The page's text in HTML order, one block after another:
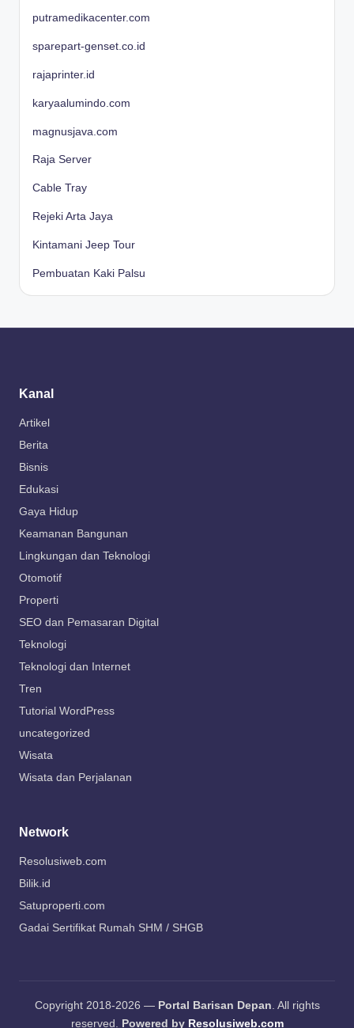
putramedikacenter.com
sparepart-genset.co.id
rajaprinter.id
karyaalumindo.com
magnusjava.com
Raja Server
Cable Tray
Rejeki Arta Jaya
Kintamani Jeep Tour
Pembuatan Kaki Palsu
Kanal
Artikel
Berita
Bisnis
Edukasi
Gaya Hidup
Keamanan Bangunan
Lingkungan dan Teknologi
Otomotif
Properti
SEO dan Pemasaran Digital
Teknologi
Teknologi dan Internet
Tren
Tutorial WordPress
uncategorized
Wisata
Wisata dan Perjalanan
Network
Resolusiweb.com
Bilik.id
Satuproperti.com
Gadai Sertifikat Rumah SHM / SHGB
Copyright 2018-2026 — Portal Barisan Depan . All rights
reserved. Powered by Resolusiweb.com